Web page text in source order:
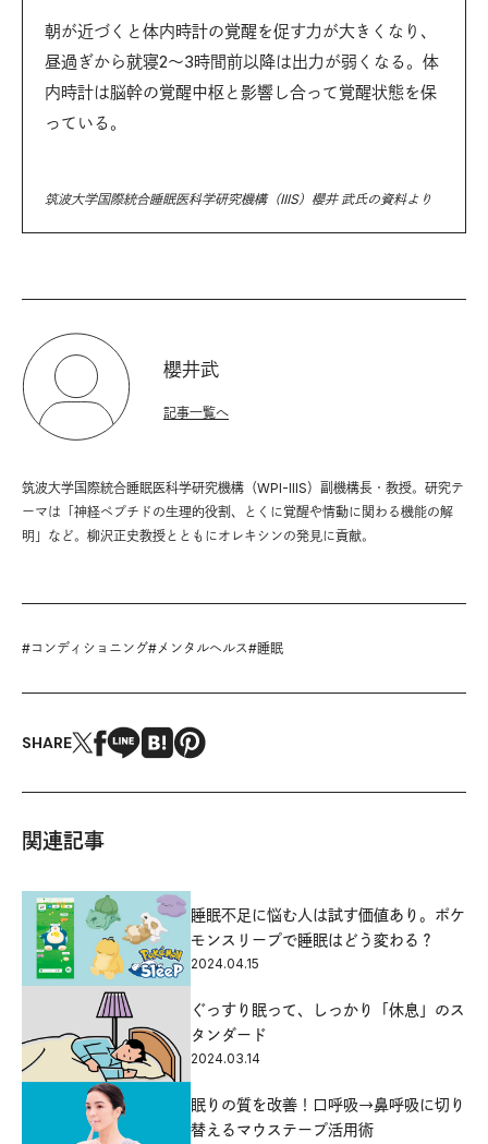
朝が近づくと体内時計の覚醒を促す力が大きくなり、
昼過ぎから就寝2〜3時間前以降は出力が弱くなる。体
内時計は脳幹の覚醒中枢と影響し合って覚醒状態を保
っている。
筑波大学国際統合睡眠医科学研究機構（IIIS）櫻井 武氏の資料より
櫻井武
筑波大学国際統合睡眠医科学研究機構（WPI-IIIS）副機構長・教授。研究テ
ーマは「神経ペプチドの生理的役割、とくに覚醒や情動に関わる機能の解
明」など。柳沢正史教授とともにオレキシンの発見に貢献。
記事一覧へ
#コンディショニング#メンタルヘルス#睡眠
SHARE
関連記事
睡眠不足に悩む人は試す価値あり。ポケ
モンスリープで睡眠はどう変わる？
2024.04.15
ぐっすり眠って、しっかり「休息」のス
タンダード
2024.03.14
眠りの質を改善！口呼吸→鼻呼吸に切り
替えるマウステープ活用術